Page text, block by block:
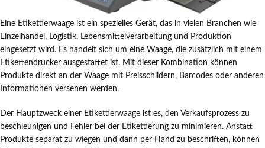
Eine Etikettierwaage ist ein spezielles Gerät, das in vielen Branchen wie
Einzelhandel, Logistik, Lebensmittelverarbeitung und Produktion
eingesetzt wird. Es handelt sich um eine Waage, die zusätzlich mit einem
Etikettendrucker ausgestattet ist. Mit dieser Kombination können
Produkte direkt an der Waage mit Preisschildern, Barcodes oder anderen
Informationen versehen werden.
Der Hauptzweck einer Etikettierwaage ist es, den Verkaufsprozess zu
beschleunigen und Fehler bei der Etikettierung zu minimieren. Anstatt
Produkte separat zu wiegen und dann per Hand zu beschriften, können